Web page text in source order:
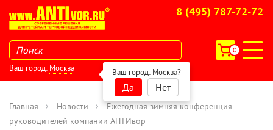
8 (495) 787-72-72
0
Ваш город: Москва Ваш город: Москва?
Да Нет
Главная Новости
Ежегодная зимняя конференция
руководителей компании АНТИвор